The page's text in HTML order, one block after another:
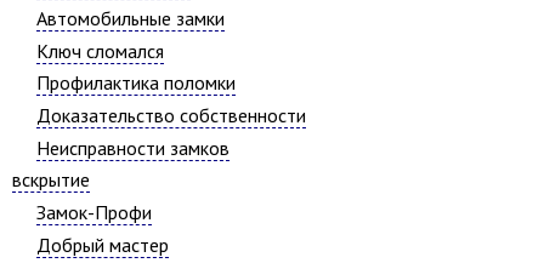
Автомобильные замки
Ключ сломался
Профилактика поломки
Доказательство собственности
Неисправности замков
вскрытие
Замок-Профи
Добрый мастер